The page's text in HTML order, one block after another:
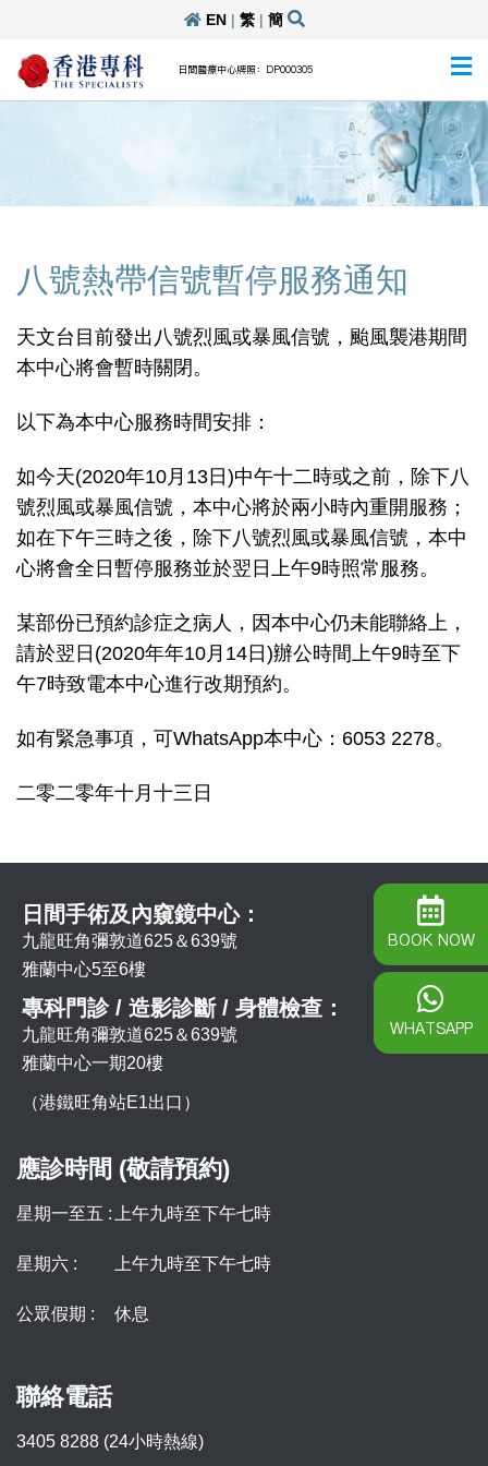
EN| 繁| 簡
日間醫療中心牌照：DP000305
八號熱帶信號暫停服務通知
天文台目前發出八號烈風或暴風信號，颱風襲港期間
本中心將會暫時關閉。
以下為本中心服務時間安排：
如今天(2020年10月13日)中午十二時或之前，除下八
號烈風或暴風信號，本中心將於兩小時內重開服務；
如在下午三時之後，除下八號烈風或暴風信號，本中
心將會全日暫停服務並於翌日上午9時照常服務。
某部份已預約診症之病人，因本中心仍未能聯絡上，
請於翌日(2020年年10月14日)辦公時間上午9時至下
午7時致電本中心進行改期預約。
如有緊急事項，可WhatsApp本中心：6053 2278。
二零二零年十月十三日
日間手術及內窺鏡中心：
九龍旺角彌敦道625＆639號
雅蘭中心5至6樓
專科門診 / 造影診斷 / 身體檢查：
九龍旺角彌敦道625＆639號
雅蘭中心一期20樓
（港鐵旺角站E1出口）
應診時間 (敬請預約)
星期一至五 : 上午九時至下午七時
星期六 : 上午九時至下午七時
公眾假期 : 休息
聯絡電話
3405 8288 (24小時熱線)
BOOK NOW
WHATSAPP